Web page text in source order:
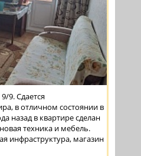
9. Сдается
в отличном состоянии в
назад в квартире сделан
техника и мебель.
инфраструктура, магазин